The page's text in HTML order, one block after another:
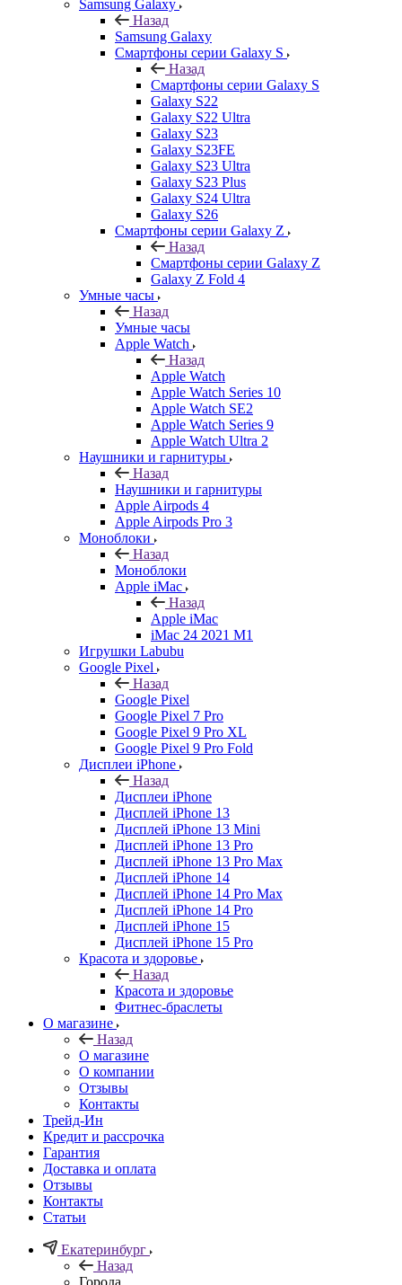
Samsung Galaxy
Назад
Samsung Galaxy
Смартфоны серии Galaxy S
Назад
Смартфоны серии Galaxy S
Galaxy S22
Galaxy S22 Ultra
Galaxy S23
Galaxy S23FE
Galaxy S23 Ultra
Galaxy S23 Plus
Galaxy S24 Ultra
Galaxy S26
Смартфоны серии Galaxy Z
Назад
Смартфоны серии Galaxy Z
Galaxy Z Fold 4
Умные часы
Назад
Умные часы
Apple Watch
Назад
Apple Watch
Apple Watch Series 10
Apple Watch SE2
Apple Watch Series 9
Apple Watch Ultra 2
Наушники и гарнитуры
Назад
Наушники и гарнитуры
Apple Airpods 4
Apple Airpods Pro 3
Моноблоки
Назад
Моноблоки
Apple iMac
Назад
Apple iMac
iMac 24 2021 M1
Игрушки Labubu
Google Pixel
Назад
Google Pixel
Google Pixel 7 Pro
Google Pixel 9 Pro XL
Google Pixel 9 Pro Fold
Дисплеи iPhone
Назад
Дисплеи iPhone
Дисплей iPhone 13
Дисплей iPhone 13 Mini
Дисплей iPhone 13 Pro
Дисплей iPhone 13 Pro Max
Дисплей iPhone 14
Дисплей iPhone 14 Pro Max
Дисплей iPhone 14 Pro
Дисплей iPhone 15
Дисплей iPhone 15 Pro
Красота и здоровье
Назад
Красота и здоровье
Фитнес-браслеты
О магазине
Назад
О магазине
О компании
Отзывы
Контакты
Трейд-Ин
Кредит и рассрочка
Гарантия
Доставка и оплата
Отзывы
Контакты
Статьи
Екатеринбург
Назад
Города